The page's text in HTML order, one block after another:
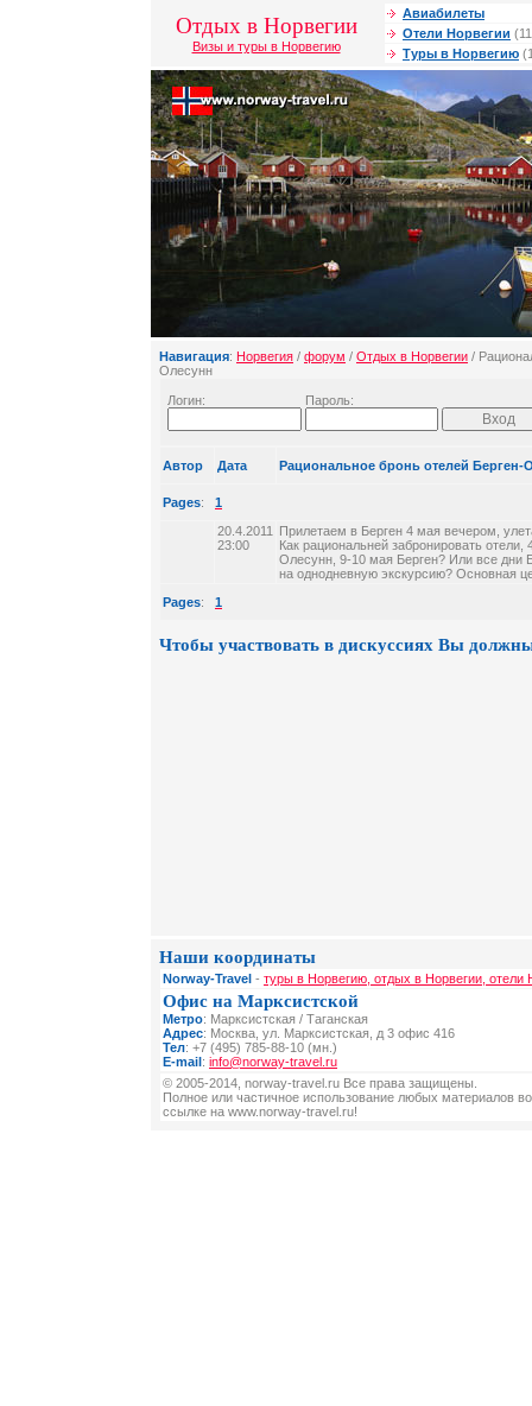
Отдых в Норвегии
Визы и туры в Норвегию
Авиабилеты
Отели Норвегии
Туры в Норвегию
Навигация: Норвегия / форум / Отдых в Норвегии /
Олесунн
Логин: Пароль:
Автор Дата Рациональное бронь отелей Берген-
Pages: 1
20.4.2011
23:00
Прилетаем в Берген 4 мая вечером,
Как рациональней забронировать
Олесунн, 9-10 мая Берген? Или все дни
на однодневную экскурсию? Основная
Pages: 1
Чтобы участвовать в дискуссиях Вы
Наши координаты
Norway-Travel - туры в Норвегию, отдых в Норвегии, отели
Офис на Марксистской
Метро: Марксистская / Таганская
Адрес: Москва, ул. Марксистская, д 3 офис 416
Тел: +7 (495) 785-88-10 (мн.)
E-mail: info@norway-travel.ru
© 2005-2014, norway-travel.ru Все права защищены.
Полное или частичное использование любых материалов
ссылке на www.norway-travel.ru!